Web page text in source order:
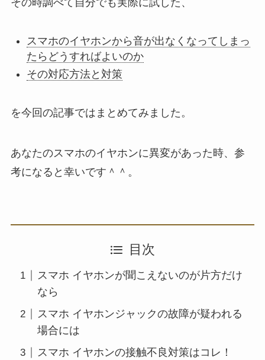
その時調べて自分でも実際に試した、
スマホのイヤホンから音が出なくなってしまっ
たらどうすればよいのか
その対応方法と対策
を今回の記事ではまとめてみました。
あなたのスマホのイヤホンに異変があった時、参
考になると幸いです＾＾。
目次
スマホ イヤホンが聞こえないのが片方だけ
なら
スマホ イヤホンジャックの故障が疑われる
場合には
スマホ イヤホンの接触不良対策はコレ！